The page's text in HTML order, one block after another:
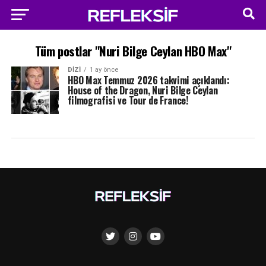
Tüm postlar "Nuri Bilge Ceylan HBO Max"
DIZI 1 ay önce
HBO Max Temmuz 2026 takvimi açıklandı:
House of the Dragon, Nuri Bilge Ceylan
filmografisi ve Tour de France!